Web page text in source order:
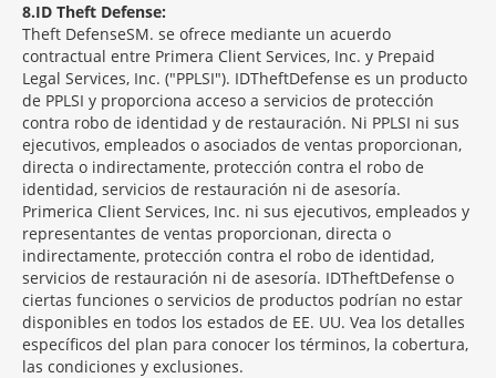
8 ID Theft Defense:
Theft DefenseSM se ofrece mediante un acuerdo
contractual entre Primera Client Services, Inc. y Prepaid
Legal Services, Inc. ("PPLSI"). IDTheftDefense es un producto
de PPLSI y proporciona acceso a servicios de protección
contra robo de identidad y de restauración. Ni PPLSI ni sus
ejecutivos, empleados o asociados de ventas proporcionan,
directa o indirectamente, protección contra el robo de
identidad, servicios de restauración ni de asesoría.
Primerica Client Services, Inc. ni sus ejecutivos, empleados y
representantes de ventas proporcionan, directa o
indirectamente, protección contra el robo de identidad,
servicios de restauración ni de asesoría. IDTheftDefense o
ciertas funciones o servicios de productos podrían no estar
disponibles en todos los estados de EE. UU. Vea los detalles
específicos del plan para conocer los términos, la cobertura,
las condiciones y exclusiones.